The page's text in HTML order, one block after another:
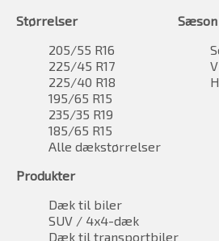
Størrelser
205/55 R16
225/45 R17
225/40 R18
195/65 R15
235/35 R19
185/65 R15
Alle dækstørrelser
Sæson
Produkter
Dæk til biler
SUV / 4x4-dæk
Dæk til transportbiler